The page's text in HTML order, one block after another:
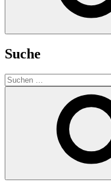
Suche
Suchen
nach: